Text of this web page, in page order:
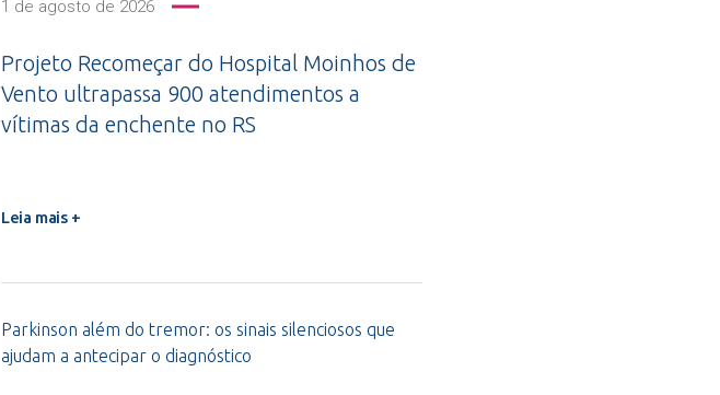
1 de agosto de 2026
Projeto Recomeçar do Hospital Moinhos de
Vento ultrapassa 900 atendimentos a
vítimas da enchente no RS
Leia mais +
Parkinson além do tremor: os sinais silenciosos que
ajudam a antecipar o diagnóstico